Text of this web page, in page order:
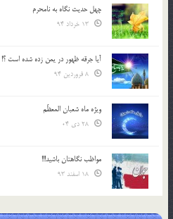
چهل حدیث نگاه به نامحرم
آیا جرقه ظهور در یمن زده شده است ؟!
ویژه ماه شعبان المعظّم
مواظب نگاهتان باشید!!!